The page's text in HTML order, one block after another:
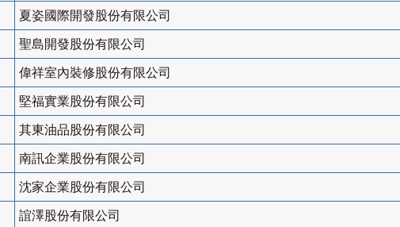
夏姿國際開發股份有限公司
聖島開發股份有限公司
偉祥室內裝修股份有限公司
堅福實業股份有限公司
其東油品股份有限公司
南訊企業股份有限公司
沈家企業股份有限公司
誼澤股份有限公司